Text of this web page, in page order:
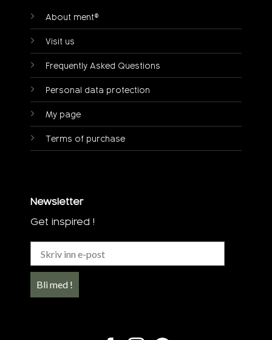
About ment®
Visit us
Frequently Asked Questions
Personal data protection
My page
Terms of purchase
Newsletter
Get inspired !
Bli med !